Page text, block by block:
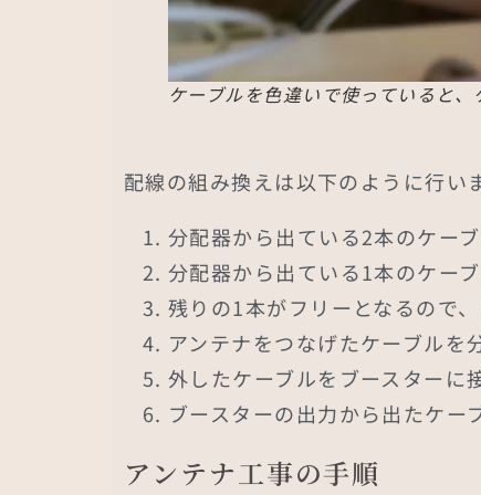
ケーブルを色違いで使っていると、
配線の組み換えは以下のように行いま
分配器から出ている2本のケー
分配器から出ている1本のケー
残りの1本がフリーとなるので
アンテナをつなげたケーブルを
外したケーブルをブースターに
ブースターの出力から出たケー
アンテナ工事の手順